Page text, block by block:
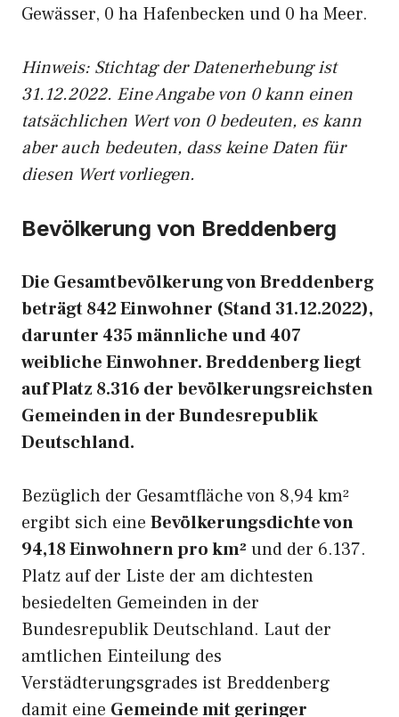
Gewässer, 0 ha Hafenbecken und 0 ha Meer.
Hinweis: Stichtag der Datenerhebung ist
31.12.2022. Eine Angabe von 0 kann einen
tatsächlichen Wert von 0 bedeuten, es kann
aber auch bedeuten, dass keine Daten für
diesen Wert vorliegen.
Bevölkerung von Breddenberg
Die Gesamtbevölkerung von Breddenberg
beträgt 842 Einwohner (Stand 31.12.2022),
darunter 435 männliche und 407
weibliche Einwohner. Breddenberg liegt
auf Platz 8.316 der bevölkerungsreichsten
Gemeinden in der Bundesrepublik
Deutschland.
Bezüglich der Gesamtfläche von 8,94 km²
ergibt sich eine Bevölkerungsdichte von
94,18 Einwohnern pro km² und der 6.137.
Platz auf der Liste der am dichtesten
besiedelten Gemeinden in der
Bundesrepublik Deutschland. Laut der
amtlichen Einteilung des
Verstädterungsgrades ist Breddenberg
damit eine Gemeinde mit geringer